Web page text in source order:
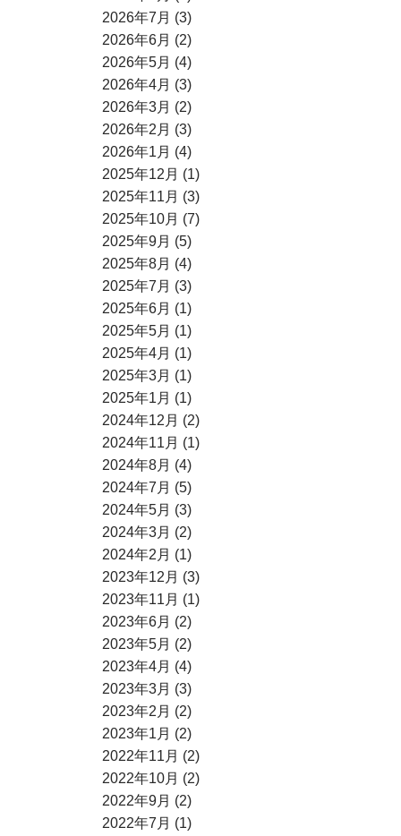
2026年7月 (3)
2026年6月 (2)
2026年5月 (4)
2026年4月 (3)
2026年3月 (2)
2026年2月 (3)
2026年1月 (4)
2025年12月 (1)
2025年11月 (3)
2025年10月 (7)
2025年9月 (5)
2025年8月 (4)
2025年7月 (3)
2025年6月 (1)
2025年5月 (1)
2025年4月 (1)
2025年3月 (1)
2025年1月 (1)
2024年12月 (2)
2024年11月 (1)
2024年8月 (4)
2024年7月 (5)
2024年5月 (3)
2024年3月 (2)
2024年2月 (1)
2023年12月 (3)
2023年11月 (1)
2023年6月 (2)
2023年5月 (2)
2023年4月 (4)
2023年3月 (3)
2023年2月 (2)
2023年1月 (2)
2022年11月 (2)
2022年10月 (2)
2022年9月 (2)
2022年7月 (1)